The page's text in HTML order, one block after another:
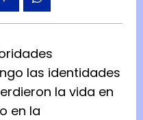
las identidades
la vida en
en la